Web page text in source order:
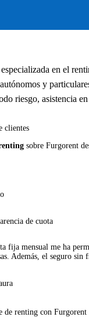
en el
autónomos y
riesgo, asistencia
clientes
sobre Furgorent
de cuota
fija mensual me ha
Además, el seguro sin
de renting con Furgorent